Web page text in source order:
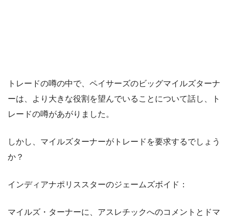
トレードの噂の中で、ペイサーズのビッグマイルズターナ
ーは、より大きな役割を望んでいることについて話し、ト
レードの噂があがりました。
しかし、マイルズターナーがトレードを要求するでしょう
か？
インディアナポリススターのジェームズボイド：
マイルズ・ターナーに、アスレチックへのコメントとドマ